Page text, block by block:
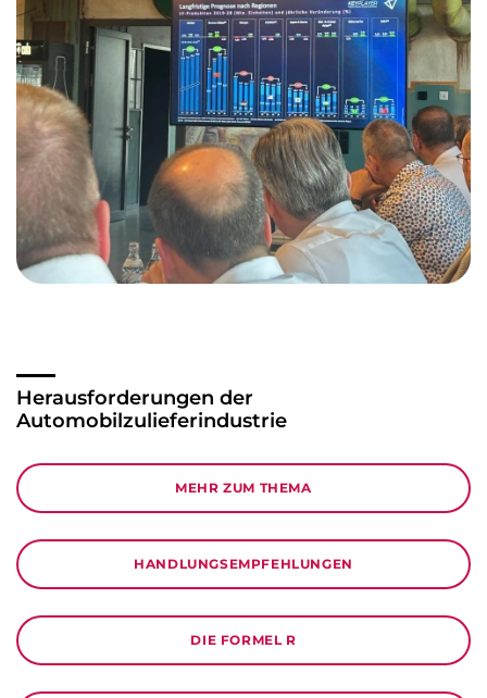
Herausforderungen der
Automobil­zulieferindustrie
MEHR ZUM THEMA
HANDLUNGSEMPFEHLUNGEN
DIE FORMEL R